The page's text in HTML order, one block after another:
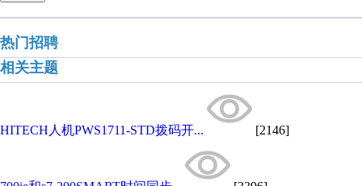
热门招聘
相关主题
HITECH人机PWS1711-STD拨码开... [2146]